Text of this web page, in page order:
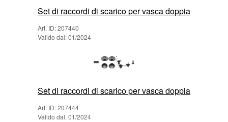
Set di raccordi di scarico per vasca doppia
Art. ID: 207440
Valido dal: 01/2024
Set di raccordi di scarico per vasca doppia
Art. ID: 207444
Valido dal: 01/2024